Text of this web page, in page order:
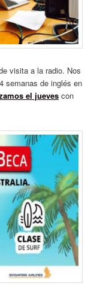
visita a la radio. Nos
semanas de inglés en
el jueves con